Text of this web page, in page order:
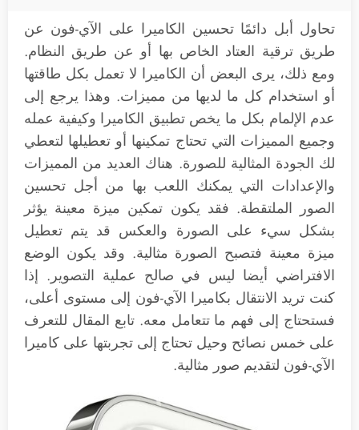
تحاول أبل دائمًا تحسين الكاميرا على الآي-فون عن
طريق ترقية العتاد الخاص بها أو عن طريق النظام.
ومع ذلك، يرى البعض أن الكاميرا لا تعمل بكل طاقتها
أو استخدام كل ما لديها من مميزات. وهذا يرجع إلى
عدم الإلمام بكل ما يخص تطبيق الكاميرا وكيفية عمله
وجميع المميزات التي تحتاج تمكينها أو تعطيلها لتعطي
لك الجودة المثالية للصورة. هناك العديد من المميزات
والإعدادات التي يمكنك اللعب بها من أجل تحسين
الصور الملتقطة. فقد يكون تمكين ميزة معينة يؤثر
بشكل سيء على الصورة والعكس قد يتم تعطيل
ميزة معينة فتصبح الصورة مثالية. وقد يكون الوضع
الافتراضي أيضا ليس في صالح عملية التصوير. إذا
كنت تريد الانتقال بكاميرا الآي-فون إلى مستوى أعلى،
فستحتاج إلى فهم ما تتعامل معه. تابع المقال للتعرف
على خمس نصائح وحيل تحتاج إلى تجربتها على كاميرا
الآي-فون لتقديم صور مثالية.